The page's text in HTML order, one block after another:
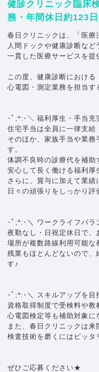
健診クリニック臨床
務・年間休日約123
春日クリニックは、「医療
人間ドックや健康診断な
一貫した医療サービスを提
この度、健康診断における
心電図・測定業務を担当す
･ﾟ;*:･＼ 福利厚生・手当充
住宅手当は全員に一律支給
そのほか、家族手当や業務
す。
体調不良時の診療代を補助
安心して長く働ける福利厚
さらに、賞与に加えて業績
日々の頑張りをしっかり評
･ﾟ;*:･＼ ワークライフバ
夜勤なし・日祝定休日で、
場所が複数路線利用可能な
残業もほとんどないので、
す♪
･ﾟ;*:･＼ スキルアップを目
資格取得制度で受検料や教
心電図検定等も補助対象に
また、春日クリニックは来
検査技術を磨くにはピッタ
ぜひご応募ください★